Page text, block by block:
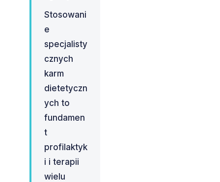
Stosowani
e
specjalisty
cznych
karm
dietetyczn
ych to
fundamen
t
profilaktyk
i i terapii
wielu